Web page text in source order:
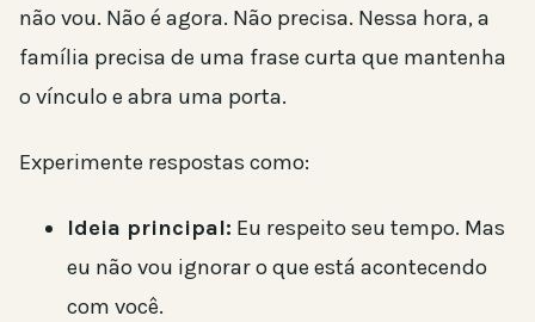
não vou. Não é agora. Não precisa. Nessa hora, a
família precisa de uma frase curta que mantenha
o vínculo e abra uma porta.
Experimente respostas como:
Ideia principal: Eu respeito seu tempo. Mas
eu não vou ignorar o que está acontecendo
com você.